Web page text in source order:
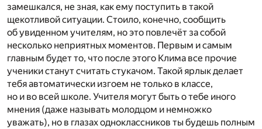
замешкался, не зная, как ему поступить в такой
щекотливой ситуации. Стоило, конечно, сообщить
об увиденном учителям, но это повлечёт за собой
несколько неприятных моментов. Первым и самым
главным будет то, что после этого Клима все прочие
ученики станут считать стукачом. Такой ярлык делает
тебя автоматически изгоем не только в классе,
но и во всей школе. Учителя могут быть о тебе иного
мнения (даже называть молодцом и немножко
уважать), но в глазах одноклассников ты будешь полным